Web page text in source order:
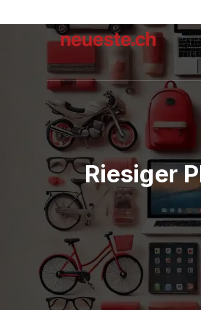
Riesiger